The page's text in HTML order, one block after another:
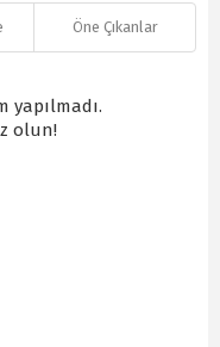
Öne Çıkanlar
yapılmadı.
olun!